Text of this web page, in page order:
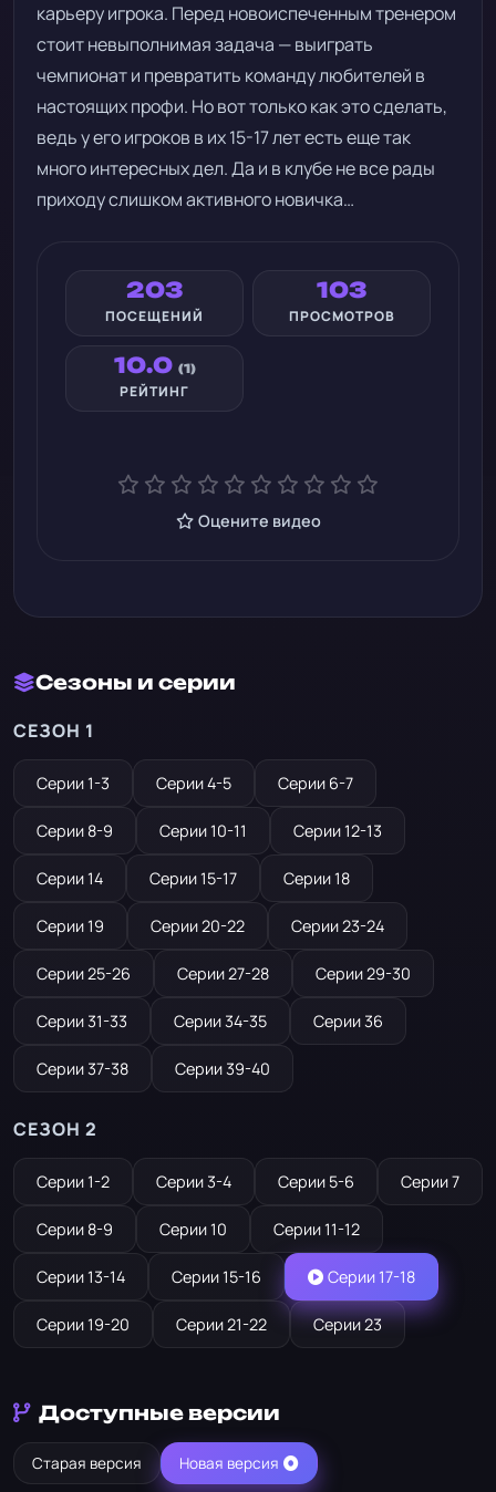
карьеру игрока. Перед новоиспеченным тренером
стоит невыполнимая задача — выиграть
чемпионат и превратить команду любителей в
настоящих профи. Но вот только как это сделать,
ведь у его игроков в их 15-17 лет есть еще так
много интересных дел. Да и в клубе не все рады
приходу слишком активного новичка…
203
ПОСЕЩЕНИЙ
103
ПРОСМОТРОВ
10.0 (1)
РЕЙТИНГ
Оцените видео
Сезоны и серии
СЕЗОН 1
Серии 1-3 Серии 4-5 Серии 6-7
Серии 8-9 Серии 10-11 Серии 12-13
Серии 14 Серии 15-17 Серии 18
Серии 19 Серии 20-22 Серии 23-24
Серии 25-26 Серии 27-28 Серии 29-30
Серии 31-33 Серии 34-35 Серии 36
Серии 37-38 Серии 39-40
СЕЗОН 2
Серии 1-2 Серии 3-4 Серии 5-6 Серии 7
Серии 8-9 Серии 10 Серии 11-12
Серии 13-14 Серии 15-16 Серии 17-18
Серии 19-20 Серии 21-22 Серии 23
Доступные версии
Старая версия Новая версия